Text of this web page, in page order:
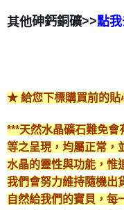
其他砷鈣銅礦>>點
★ 給您下標購買前的
***天然水晶礦石難免會
等之呈現，均屬正常，
水晶的靈性與功能，惟
我們會努力維持隨機出
自然給我們的寶貝，每